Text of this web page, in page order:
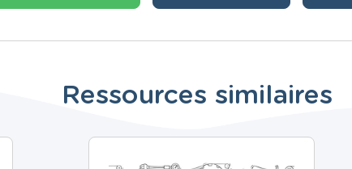
Ressources similaires